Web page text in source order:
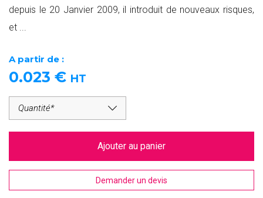
depuis le 20 Janvier 2009, il introduit de nouveaux risques,
et ...
A partir de :
0.023 € HT
Ajouter au panier
Demander un devis